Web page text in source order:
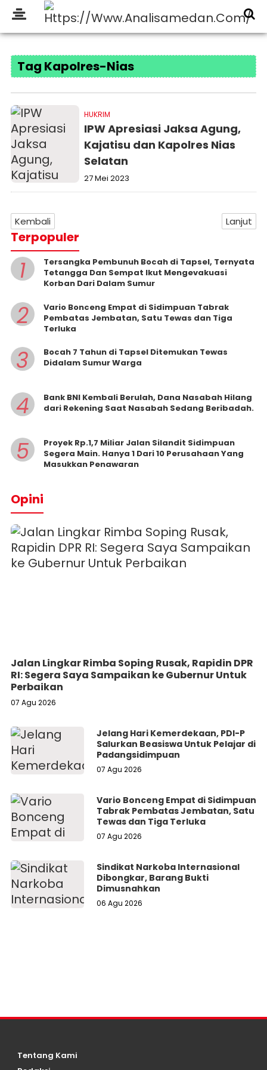
Tag Kapolres-Nias
HUKRIM
IPW Apresiasi Jaksa Agung,
Kajatisu dan Kapolres Nias
Selatan
27 Mei 2023
Kembali Lanjut
Terpopuler
1
Tersangka Pembunuh Bocah di Tapsel, Ternyata
Tetangga Dan Sempat Ikut Mengevakuasi
Korban Dari Dalam Sumur
2
Vario Bonceng Empat di Sidimpuan Tabrak
Pembatas Jembatan, Satu Tewas dan Tiga
Terluka
3
Bocah 7 Tahun di Tapsel Ditemukan Tewas
Didalam Sumur Warga
4
Bank BNI Kembali Berulah, Dana Nasabah Hilang
dari Rekening Saat Nasabah Sedang Beribadah.
5
Proyek Rp.1,7 Miliar Jalan Silandit Sidimpuan
Segera Main. Hanya 1 Dari 10 Perusahaan Yang
Masukkan Penawaran
Opini
Jalan Lingkar Rimba Soping Rusak, Rapidin DPR
RI: Segera Saya Sampaikan ke Gubernur Untuk
Perbaikan
07 Agu 2026
Jelang Hari Kemerdekaan, PDI-P
Salurkan Beasiswa Untuk Pelajar di
Padangsidimpuan
07 Agu 2026
Vario Bonceng Empat di Sidimpuan
Tabrak Pembatas Jembatan, Satu
Tewas dan Tiga Terluka
07 Agu 2026
Sindikat Narkoba Internasional
Dibongkar, Barang Bukti
Dimusnahkan
06 Agu 2026
Tentang Kami